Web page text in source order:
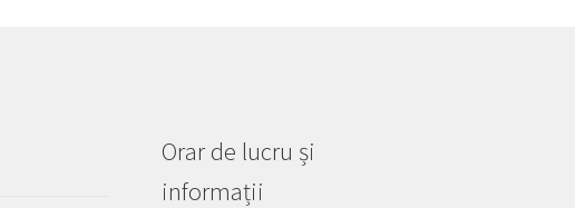
Orar de lucru și
informații